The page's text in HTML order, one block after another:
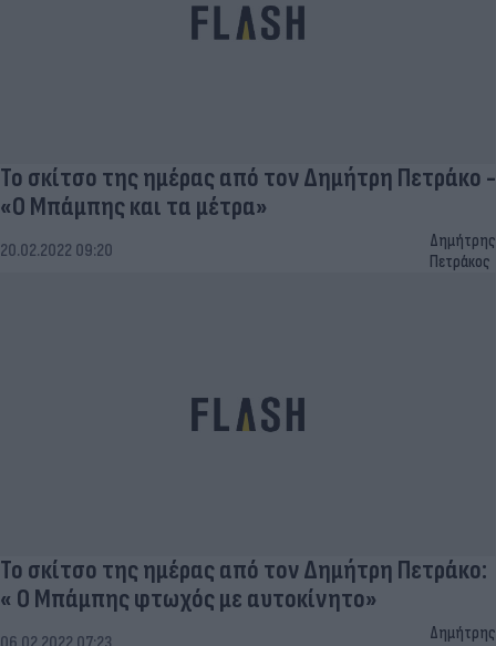
Το σκίτσο της ημέρας από τον Δημήτρη Πετράκο -
«Ο Μπάμπης και τα μέτρα»
20.02.2022 09:20
Δημήτρης
Πετράκος
Το σκίτσο της ημέρας από τον Δημήτρη Πετράκο:
« Ο Μπάμπης φτωχός με αυτοκίνητο»
Δημήτρης